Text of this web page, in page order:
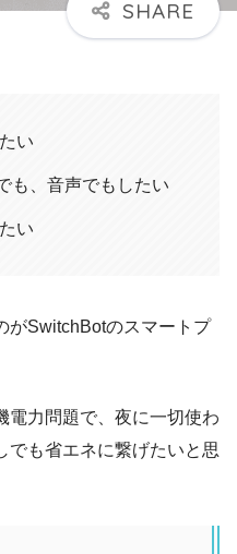
い
も、音声でもしたい
い
がSwitchBotのスマートプ
電力問題で、夜に一切使わ
でも省エネに繋げたいと思